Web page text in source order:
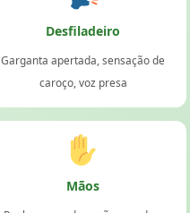
Desfiladeiro
Garganta apertada, sensação de
caroço, voz presa
Mãos